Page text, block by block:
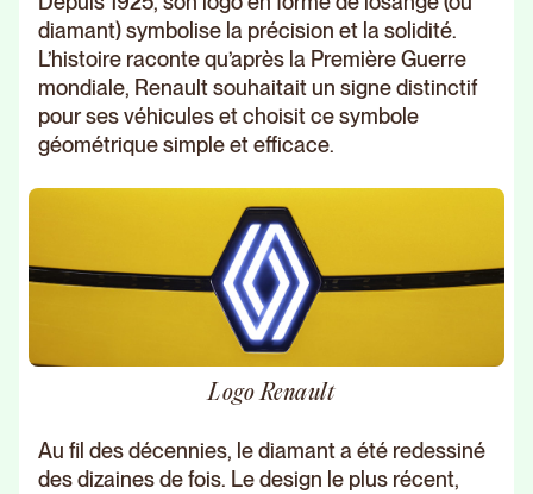
diamant) symbolise la précision et la solidité.
L’histoire raconte qu’après la Première Guerre
mondiale, Renault souhaitait un signe distinctif
pour ses véhicules et choisit ce symbole
géométrique simple et efficace.
Logo Renault
Au fil des décennies, le diamant a été redessiné
des dizaines de fois. Le design le plus récent,